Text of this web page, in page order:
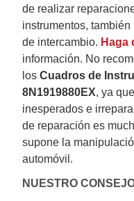
de realizar
instrumentos,
de intercambio. Haga
información. No
losCuadros de
8N1919880EX, ya
inesperados e
de reparación es
supone la
automóvil.
NUESTRO